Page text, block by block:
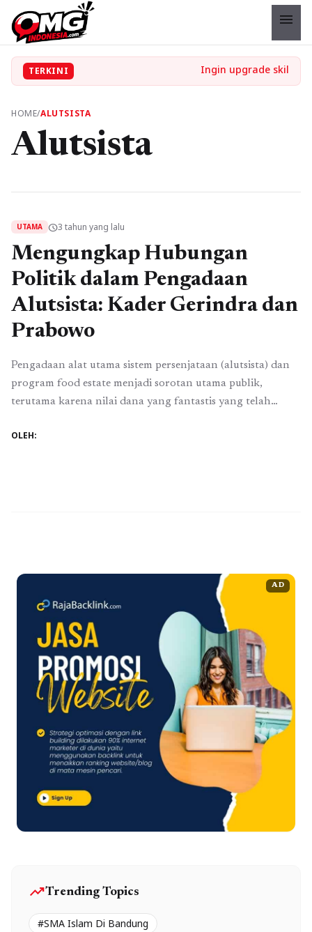
menu
TERKINI
HOME/ALUTSISTA
Alutsista
UTAMA schedule3 tahun yang lalu
Mengungkap Hubungan
Politik dalam Pengadaan
Alutsista: Kader Gerindra dan
Prabowo
Pengadaan alat utama sistem persenjataan (alutsista) dan
program food estate menjadi sorotan utama publik,
terutama karena nilai dana yang fantastis yang telah
Rp 33 triliun untuk program food estate. Namun,
OLEH:
AD
trending_upTrending Topics
#SMA Islam Di Bandung